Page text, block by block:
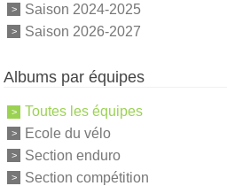
Saison 2024-2025
Saison 2026-2027
Albums par équipes
Toutes les équipes
Ecole du vélo
Section enduro
Section compétition